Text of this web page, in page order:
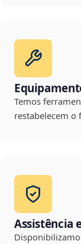
Temos
restabelecem o
Assistência